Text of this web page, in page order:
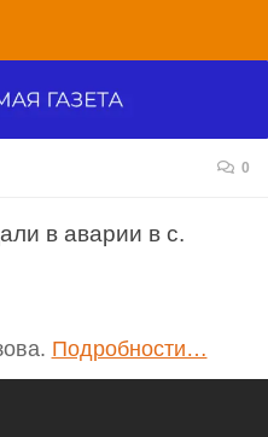
0
в аварии в с.
Подробности…